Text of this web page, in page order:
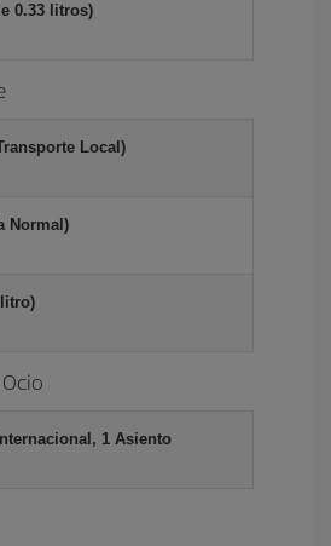
0.33 litros)
Local)
Normal)
1 Asiento